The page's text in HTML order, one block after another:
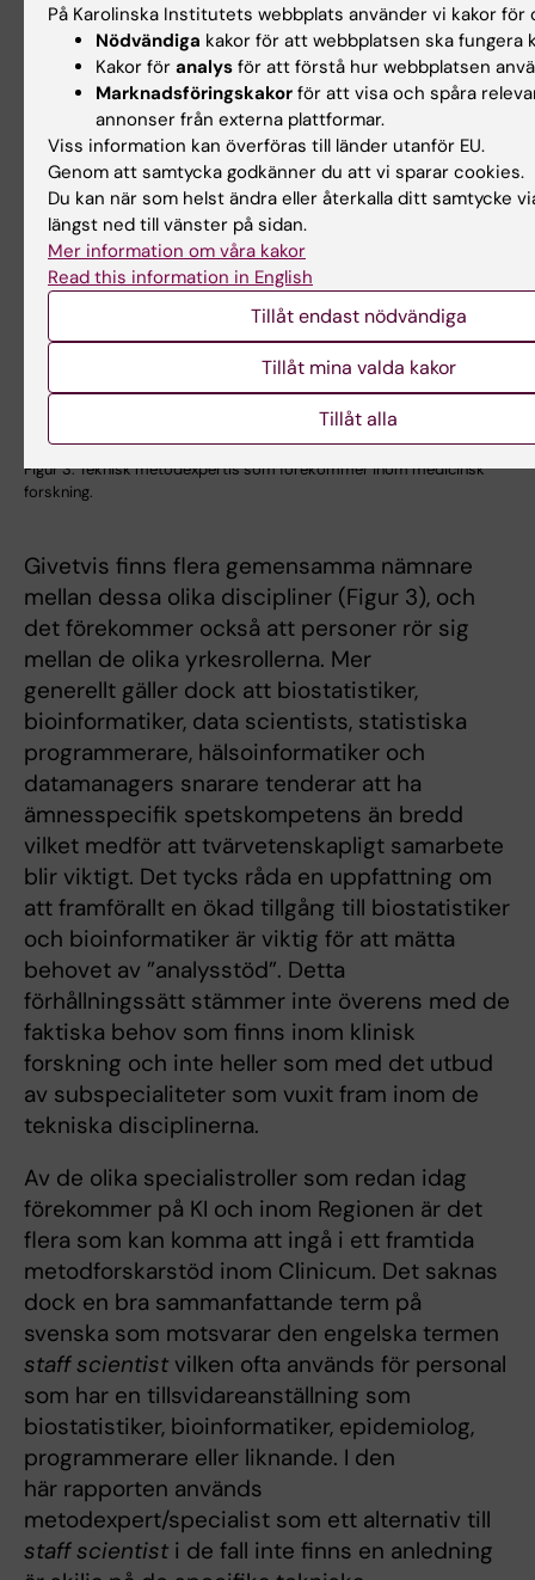
Figur 3: Teknisk metodexpertis som förekommer inom medicinsk
forskning.
Givetvis finns flera gemensamma nämnare
mellan dessa olika discipliner (Figur 3), och
det förekommer också att personer rör sig
mellan de olika yrkesrollerna. Mer
generellt gäller dock att biostatistiker,
bioinformatiker, data scientists, statistiska
programmerare, hälsoinformatiker och
datamanagers snarare tenderar att ha
ämnesspecifik spetskompetens än bredd
vilket medför att tvärvetenskapligt samarbete
blir viktigt. Det tycks råda en uppfattning om
att framförallt en ökad tillgång till biostatistiker
och bioinformatiker är viktig för att mätta
behovet av ”analysstöd”. Detta
förhållningssätt stämmer inte överens med de
faktiska behov som finns inom klinisk
forskning och inte heller som med det utbud
av subspecialiteter som vuxit fram inom de
tekniska disciplinerna.
Av de olika specialistroller som redan idag
förekommer på KI och inom Regionen är det
flera som kan komma att ingå i ett framtida
metodforskarstöd inom Clinicum. Det saknas
dock en bra sammanfattande term på
svenska som motsvarar den engelska termen
staff scientist vilken ofta används för personal
som har en tillsvidareanställning som
biostatistiker, bioinformatiker, epidemiolog,
programmerare eller liknande. I den
här rapporten används
metodexpert/specialist som ett alternativ till
staff scientist i de fall inte finns en anledning
På Karolinska Institutets webbplats använder vi kakor för
Nödvändiga kakor för att webbplatsen ska fungera
Kakor för analys för att förstå hur webbplatsen
Marknadsföringskakor för att visa och spåra
annonser från externa plattformar.
Viss information kan överföras till länder utanför EU.
Genom att samtycka godkänner du att vi sparar cookies.
Du kan när som helst ändra eller återkalla ditt samtycke
längst ned till vänster på sidan.
Mer information om våra kakor
Read this information in English
Tillåt endast nödvändiga
Tillåt mina valda kakor
Tillåt alla